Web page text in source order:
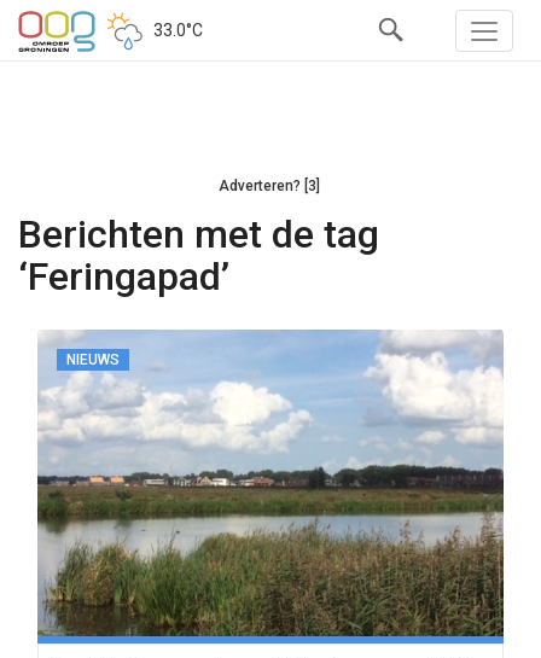
33.0°C
Adverteren? [3]
Berichten met de tag
‘Feringapad’
NIEUWS